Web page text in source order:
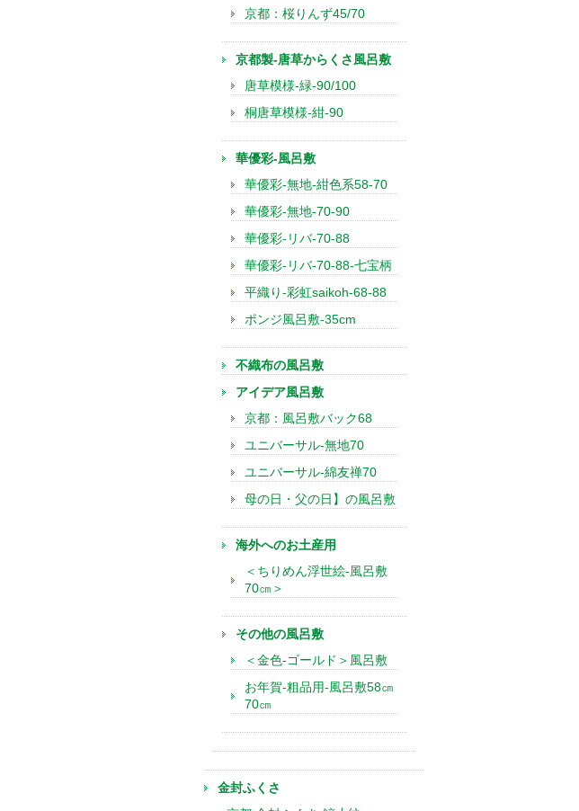
京都：桜りんず45/70
京都製-唐草からくさ風呂敷
唐草模様-緑-90/100
桐唐草模様-紺-90
華優彩-風呂敷
華優彩-無地-紺色系58-70
華優彩-無地-70-90
華優彩-リバ-70-88
華優彩-リバ-70-88-七宝柄
平織り-彩虹saikoh-68-88
ポンジ風呂敷-35cm
不織布の風呂敷
アイデア風呂敷
京都：風呂敷バック68
ユニバーサル-無地70
ユニバーサル-綿友禅70
母の日・父の日】の風呂敷
海外へのお土産用
＜ちりめん浮世絵-風呂敷
70㎝＞
その他の風呂敷
＜金色-ゴールド＞風呂敷
お年賀-粗品用-風呂敷58㎝
70㎝
金封ふくさ